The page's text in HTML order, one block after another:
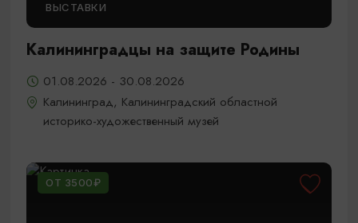
ВЫСТАВКИ
Калининградцы на защите Родины
01.08.2026 - 30.08.2026
Калининград, Калининградский областной
историко-художественный музей
ОТ 3500₽